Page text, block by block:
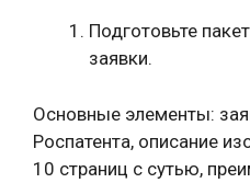
Подготовьте
заявки.
Основные элементы:
Роспатента, описание
10 страниц с сутью,